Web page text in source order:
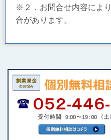
※２．お問合せ内容によ
合があります。